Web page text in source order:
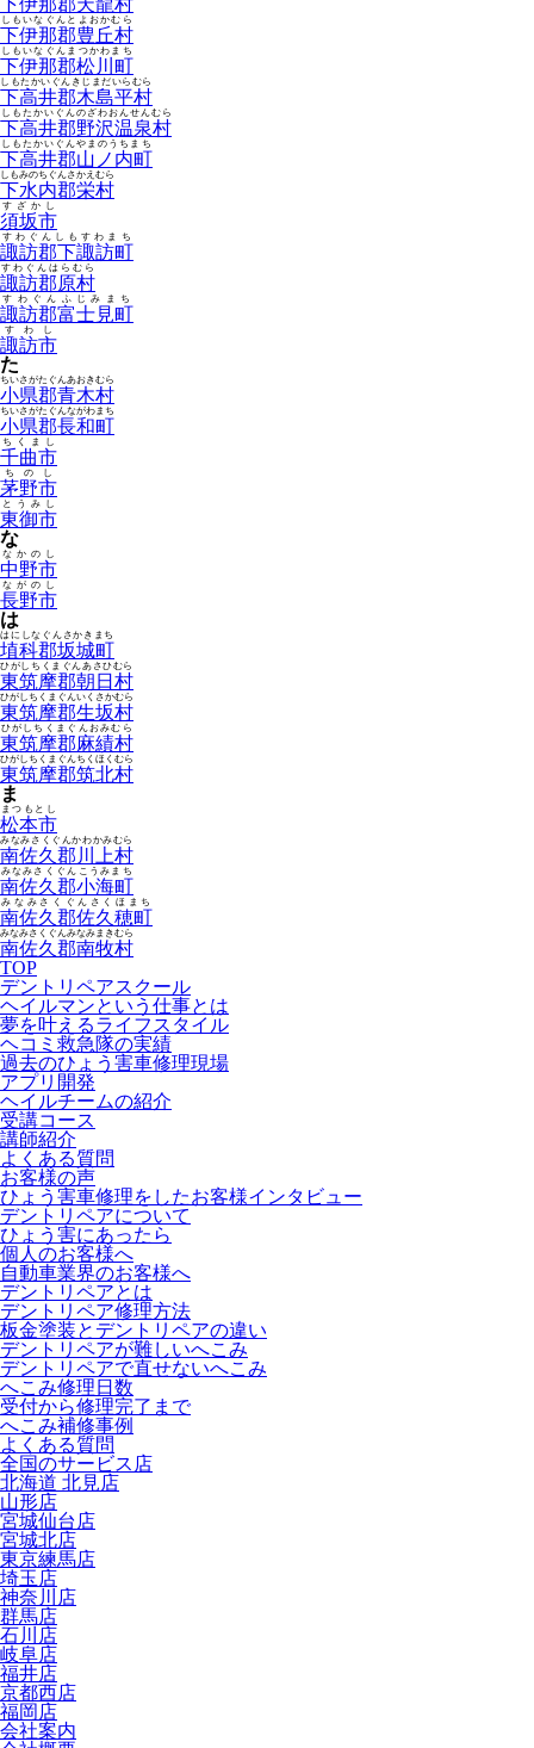
下伊那郡天龍村
下伊那郡豊丘村
しもいなぐんとよおかむら
下伊那郡松川町
しもいなぐんまつかわまち
下高井郡木島平村
しもたかいぐんきじまだいらむら
下高井郡野沢温泉村
しもたかいぐんのざわおんせんむら
下高井郡山ノ内町
しもたかいぐんやまのうちまち
下水内郡栄村
しもみのちぐんさかえむら
須坂市
すざかし
諏訪郡下諏訪町
すわぐんしもすわまち
諏訪郡原村
すわぐんはらむら
諏訪郡富士見町
すわぐんふじみまち
諏訪市
すわし
た
小県郡青木村
ちいさがたぐんあおきむら
小県郡長和町
ちいさがたぐんながわまち
千曲市
ちくまし
茅野市
ちのし
東御市
とうみし
な
中野市
なかのし
長野市
ながのし
は
埴科郡坂城町
はにしなぐんさかきまち
東筑摩郡朝日村
ひがしちくまぐんあさひむら
東筑摩郡生坂村
ひがしちくまぐんいくさかむら
東筑摩郡麻績村
ひがしちくまぐんおみむら
東筑摩郡筑北村
ひがしちくまぐんちくほくむら
ま
松本市
まつもとし
南佐久郡川上村
みなみさくぐんかわかみむら
南佐久郡小海町
みなみさくぐんこうみまち
南佐久郡佐久穂町
みなみさくぐんさくほまち
南佐久郡南牧村
みなみさくぐんみなみまきむら
TOP
デントリペアスクール
ヘイルマンという仕事とは
夢を叶えるライフスタイル
ヘコミ救急隊の実績
過去のひょう害車修理現場
アプリ開発
ヘイルチームの紹介
受講コース
講師紹介
よくある質問
お客様の声
ひょう害車修理をしたお客様インタビュー
デントリペアについて
ひょう害にあったら
個人のお客様へ
自動車業界のお客様へ
デントリペアとは
デントリペア修理方法
板金塗装とデントリペアの違い
デントリペアが難しいへこみ
デントリペアで直せないへこみ
へこみ修理日数
受付から修理完了まで
へこみ補修事例
よくある質問
全国のサービス店
北海道 北見店
山形店
宮城仙台店
宮城北店
東京練馬店
埼玉店
神奈川店
群馬店
石川店
岐阜店
福井店
京都西店
福岡店
会社案内